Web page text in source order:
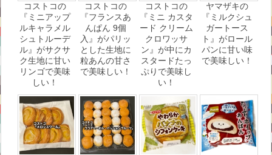
コストコの
『ミニアップ
ルキャラメル
シュトルーデ
ル』がサクサ
ク生地に甘い
リンゴで美味
しい！
コストコの
『フランスあ
んぱん 9個
入』がパリッ
とした生地に
粒あんの甘さ
で美味しい！
コストコの
『ミニ カスタ
ード クリーム
クロワッサ
ン』が中にカ
スタードたっ
ぷりで美味し
い！
ヤマザキの
『ミルクシュ
ガートース
ト』がロール
パンに甘い味
で美味しい！